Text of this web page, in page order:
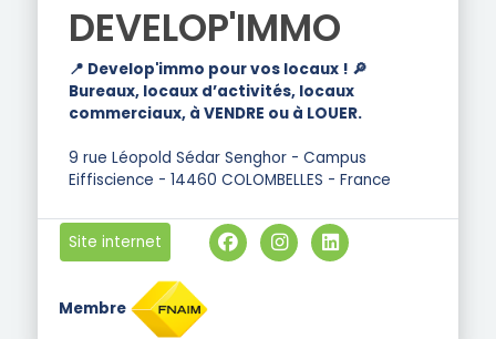
DEVELOP'IMMO
📍 Develop'immo pour vos locaux ! 🔎
Bureaux, locaux d’activités, locaux
commerciaux, à VENDRE ou à LOUER.
9 rue Léopold Sédar Senghor - Campus
Eiffiscience - 14460 COLOMBELLES - France
Site internet
Membre